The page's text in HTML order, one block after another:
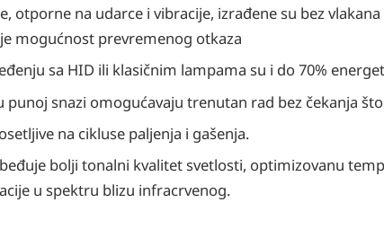
otporne na udarce i vibracije, izrađene su bez
mogućnost prevremenog otkaza
sa HID ili klasičnim lampama su i do 70%
punoj snazi omogućavaju trenutan rad bez čekanja
na cikluse paljenja i gašenja.
bolji tonalni kvalitet svetlosti, optimizovanu
u spektru blizu infracrvenog.